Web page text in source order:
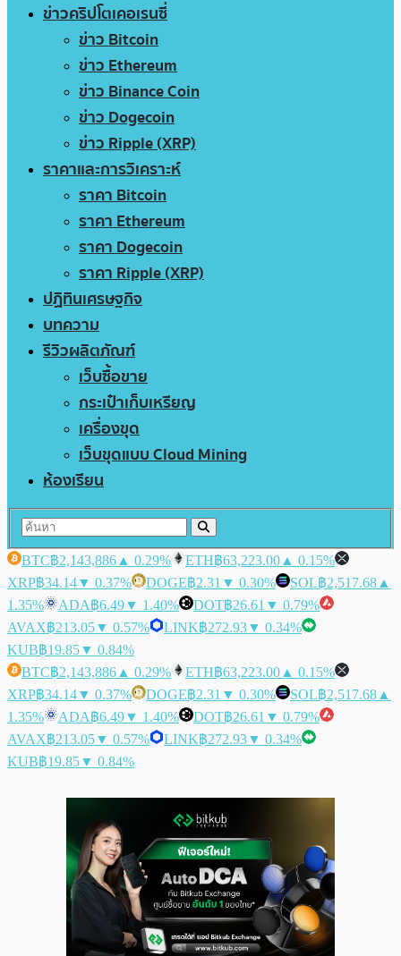
ข่าวคริปโตเคอเรนซี่
ข่าว Bitcoin
ข่าว Ethereum
ข่าว Binance Coin
ข่าว Dogecoin
ข่าว Ripple (XRP)
ราคาและการวิเคราะห์
ราคา Bitcoin
ราคา Ethereum
ราคา Dogecoin
ราคา Ripple (XRP)
ปฏิทินเศรษฐกิจ
บทความ
รีวิวผลิตภัณฑ์
เว็บซื้อขาย
กระเป๋าเก็บเหรียญ
เครื่องขุด
เว็บขุดแบบ Cloud Mining
ห้องเรียน
BTC฿2,143,886 ▲ 0.29% ETH฿63,223.00 ▲ 0.15%
XRP฿34.14▼ 0.37% DOGE฿2.31 ▼ 0.30% SOL฿2,517.68 ▲
1.35%
ADA฿6.49▼ 1.40% DOT฿26.61 ▼ 0.79%
AVAX฿213.05▼ 0.57% LINK฿272.93▼ 0.34%
KUB฿19.85▼ 0.84%
BTC฿2,143,886 ▲ 0.29% ETH฿63,223.00 ▲ 0.15%
XRP฿34.14▼ 0.37% DOGE฿2.31 ▼ 0.30% SOL฿2,517.68 ▲
1.35%
ADA฿6.49▼ 1.40% DOT฿26.61 ▼ 0.79%
AVAX฿213.05▼ 0.57% LINK฿272.93▼ 0.34%
KUB฿19.85▼ 0.84%